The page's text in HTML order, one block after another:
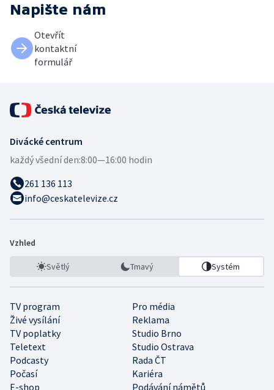
Napište nám
Otevřít
kontaktní
formulář
Divácké centrum
každý všední den:8:00—16:00 hodin
261 136 113
info@ceskatelevize.cz
Vzhled
Světlý Tmavý Systém
TV program
Pro média
Živé vysílání
Reklama
TV poplatky
Studio Brno
Teletext
Studio Ostrava
Podcasty
Rada ČT
Počasí
Kariéra
E-shop
Podávání námětů